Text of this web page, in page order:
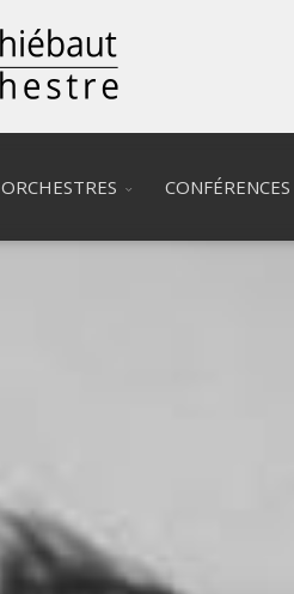
ORCHESTRES CONFÉRENCES